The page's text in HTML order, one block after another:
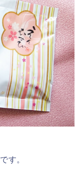
す。